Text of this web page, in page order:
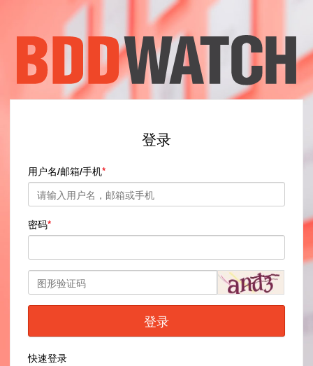
登录
用户名/邮箱/手机
密码
登录
快速登录